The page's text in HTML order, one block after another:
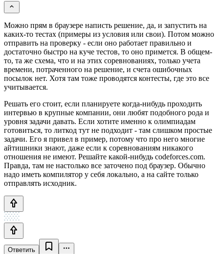
Можно прям в браузере написть решение, да, и запустить на
каких-то тестах (примеры из условия или свои). Потом можно
отправить на проверку - если оно работает правильно и
достаточно быстро на куче тестов, то оно примется. В общем-
то, та же схема, что и на этих соревнованиях, только учета
времени, потраченного на решение, и счета ошибочных
посылок нет. Хотя там тоже проводятся контесты, где это все
учитывается.
Решать его стоит, если планируете когда-нибудь проходить
интервью в крупные компании, они любят подобного рода и
уровня задачи давать. Если хотите именно к олимпиадам
готовиться, то литкод тут не подходит - там слишком простые
задачи. Его я привел в пример, потому что про него многие
айтишники знают, даже если к соревнованиям никакого
отношения не имеют. Решайте какой-нибудь codeforces.com.
Правда, там не настолько все заточено под браузер. Обычно
надо иметь компилятор у себя локально, а на сайте только
отправлять исходник.
Ответить